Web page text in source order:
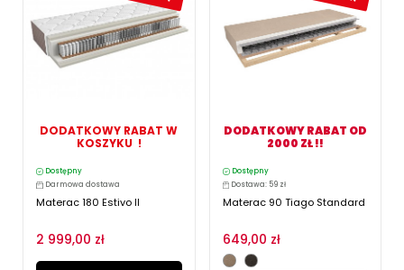
DODATKOWY RABAT W
KOSZYKU !
Dostępny
Darmowa dostawa
Materac 180 Estivo II
2 999,00 zł
DODATKOWY RABAT OD
2000 ZŁ !!
Dostępny
Dostawa: 59 zł
Materac 90 Tiago Standard
649,00 zł